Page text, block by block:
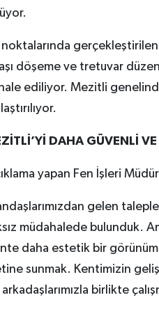
döşeme ve tretuvar
ediliyor. Mezitli
DAHA GÜVENLİ
yapan Fen İşleri
gelen
müdahalede bulunduk.
daha estetik bir
sunmak. Kentimizin
birlikte